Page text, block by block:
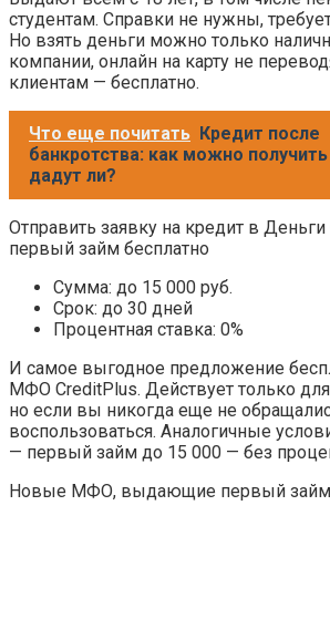
студентам. Справки не нужны,
Но взять деньги можно только
компании, онлайн на карту не
клиентам — бесплатно.
Что еще почитать Кредит после
банкротства: как можно
дадут ли?
Отправить заявку на кредит в
первый займ бесплатно
Сумма: до 15 000 руб.
Срок: до 30 дней
Процентная ставка: 0%
И самое выгодное предложение
МФО CreditPlus. Действует только
но если вы никогда еще не
воспользоваться. Аналогичные
— первый займ до 15 000 — без
Новые МФО, выдающие первый займ